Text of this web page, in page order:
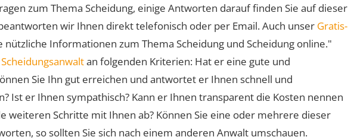
zum Thema Scheidung, einige Antworten darauf finden Sie auf dieser
wir Ihnen direkt telefonisch oder per Email. Auch unser Gratis-
nützliche Informationen zum Thema Scheidung und Scheidung online."
Scheidungsanwaltan folgenden Kriterien: Hat er eine gute und
Sie Ihn gut erreichen und antwortet er Ihnen schnell und
Ist er Ihnen sympathisch? Kann er Ihnen transparent die Kosten nennen
weiteren Schritte mit Ihnen ab? Können Sie eine oder mehrere dieser
so sollten Sie sich nach einem anderen Anwalt umschauen.